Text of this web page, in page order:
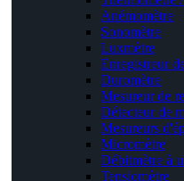
Anémomètre
Sonomètre
Luxmètre
Enregistreur
Duromètre
Mesureur de
Détecteur de
Mesureurs
Micromètre
Débitmètre à
Tensiomètre